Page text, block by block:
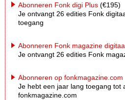
Abonneren Fonk digi Plus (€195)
Je ontvangt 26 edities Fonk
toegang
Abonneren Fonk magazine
Je ontvangt 26 edities Fonk
Abonneren op fonkmagazine.com
Je hebt een jaar lang toegang tot
fonkmagazine.com